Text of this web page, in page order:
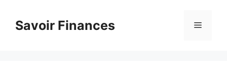
contenuSavoir Finances Menu